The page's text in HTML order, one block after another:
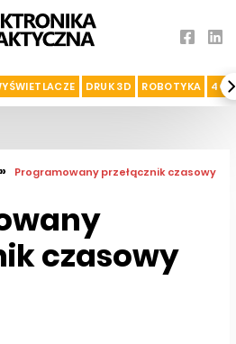
DRUK 3D ROBOTYKA 4G I
» Programowany przełącznik czasowy
czasowy